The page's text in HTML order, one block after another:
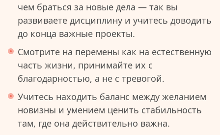
чем браться за новые дела — так вы
развиваете дисциплину и учитесь доводить
до конца важные проекты.
Смотрите на перемены как на естественную
часть жизни, принимайте их с
благодарностью, а не с тревогой.
Учитесь находить баланс между желанием
новизны и умением ценить стабильность
там, где она действительно важна.